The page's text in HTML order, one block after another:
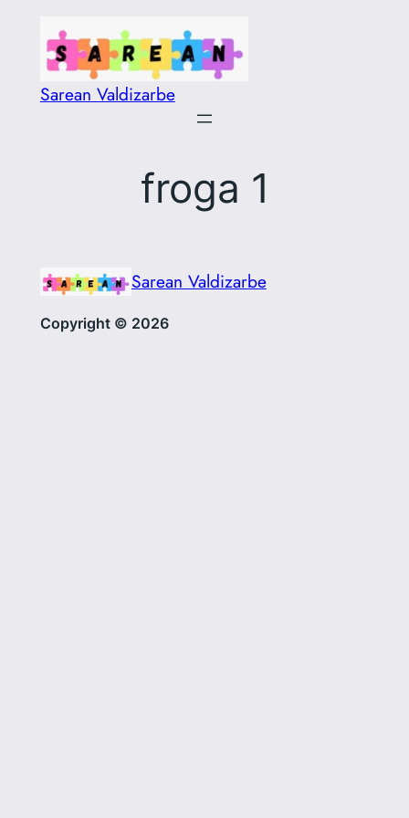
contenido
Sarean Valdizarbe
froga 1
Sarean Valdizarbe
Copyright © 2026